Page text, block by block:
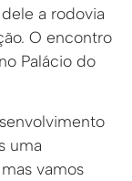
a rodovia
O encontro
Palácio do
uma
vamos